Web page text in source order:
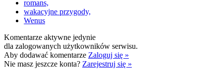
romans,
wakacyjne przygody,
Wenus
Komentarze aktywne jedynie
dla zalogowanych użytkowników serwisu.
Aby dodawać komentarze Zaloguj się »
Nie masz jeszcze konta? Zarejestruj się »